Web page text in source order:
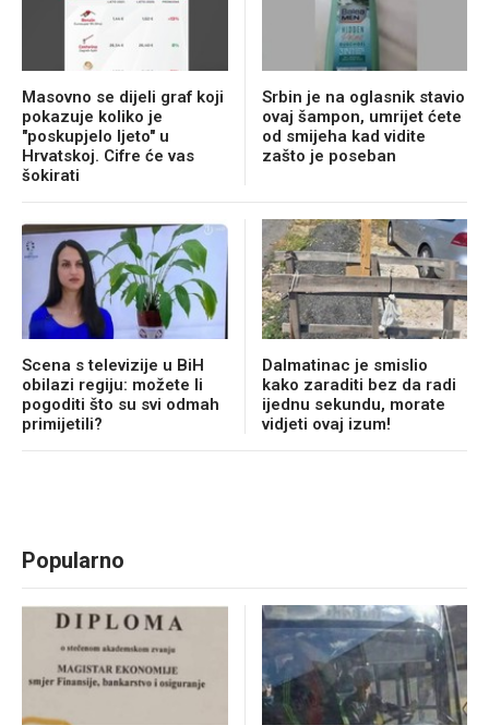
Masovno se dijeli graf koji
pokazuje koliko je
"poskupjelo ljeto" u
Hrvatskoj. Cifre će vas
šokirati
Srbin je na oglasnik stavio
ovaj šampon, umrijet ćete
od smijeha kad vidite
zašto je poseban
Scena s televizije u BiH
obilazi regiju: možete li
pogoditi što su svi odmah
primijetili?
Dalmatinac je smislio
kako zaraditi bez da radi
ijednu sekundu, morate
vidjeti ovaj izum!
Popularno